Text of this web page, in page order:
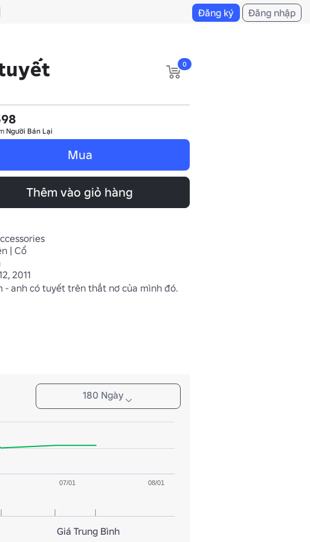
Đăng ký Đăng nhập
0
Người Bán Lại
Mua
Thêm vào giỏ hàng
| Cổ
2011
- anh có tuyết trên thắt nơ của mình đó.
180 Ngày
07/01 08/01
Giá Trung Bình